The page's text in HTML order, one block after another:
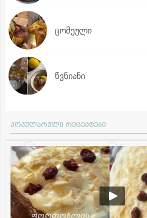
ცომეული
წვნიანი
პოპულარული რეცეპტები